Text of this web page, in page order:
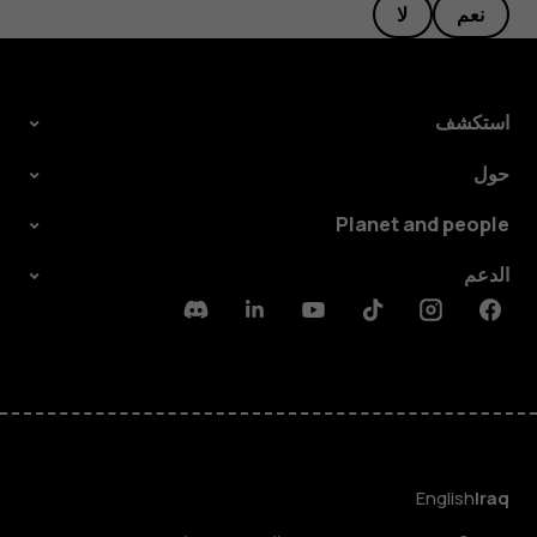
نعم لا
استكشف
حول
Planet and people
الدعم
Facebook
Instagram
Tiktok
Youtube
Linkedin
Discord
Iraq
English